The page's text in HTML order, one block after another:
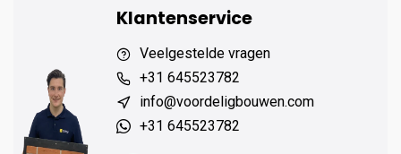
Klantenservice
Veelgestelde vragen
+31 645523782
info@voordeligbouwen.com
+31 645523782